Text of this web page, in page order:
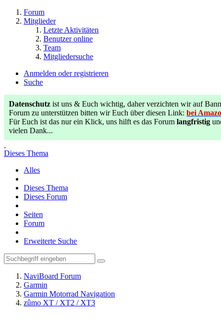
Forum
Mitglieder
Letzte Aktivitäten
Benutzer online
Team
Mitgliedersuche
Anmelden oder registrieren
Suche
Datenschutz ist uns & Euch wichtig, daher verzichten wir auf
Forum zu unterstützen bitten wir Euch über diesen Link: bei
Für Euch ist das nur ein Klick, uns hilft es das Forum langfristig
vielen Dank...
Dieses Thema
Alles
Dieses Thema
Dieses Forum
Seiten
Forum
Erweiterte Suche
NaviBoard Forum
Garmin
Garmin Motorrad Navigation
zûmo XT / XT2 / XT3